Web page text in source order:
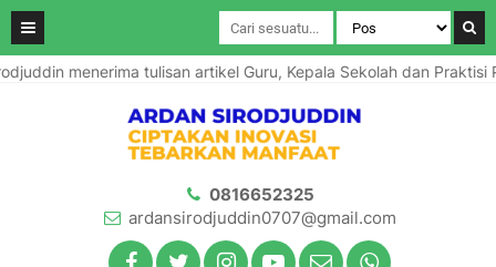
menerima tulisan artikel Guru, Kepala Sekolah dan Praktisi
0816652325
ardansirodjuddin0707@gmail.com